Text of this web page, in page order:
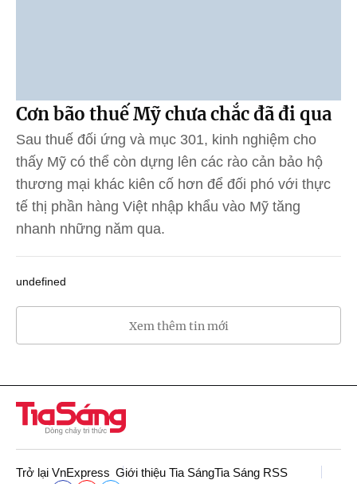
Cơn bão thuế Mỹ chưa chắc đã đi qua
Sau thuế đối ứng và mục 301, kinh nghiệm cho
thấy Mỹ có thể còn dựng lên các rào cản bảo hộ
thương mại khác kiên cố hơn để đối phó với thực
tế thị phần hàng Việt nhập khẩu vào Mỹ tăng
nhanh những năm qua.
undefined
Xem thêm tin mới
Trở lại VnExpress Giới thiệu Tia SángTia Sáng RSS